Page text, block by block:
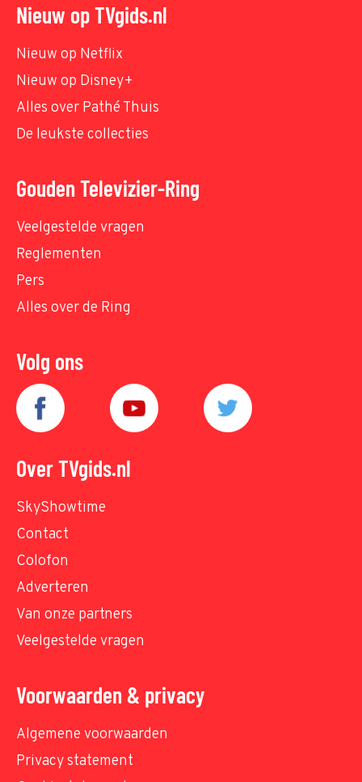
Nieuw op TVgids.nl
Nieuw op Netflix
Nieuw op Disney+
Alles over Pathé Thuis
De leukste collecties
Gouden Televizier-Ring
Veelgestelde vragen
Reglementen
Pers
Alles over de Ring
Volg ons
Over TVgids.nl
SkyShowtime
Contact
Colofon
Adverteren
Van onze partners
Veelgestelde vragen
Voorwaarden & privacy
Algemene voorwaarden
Privacy statement